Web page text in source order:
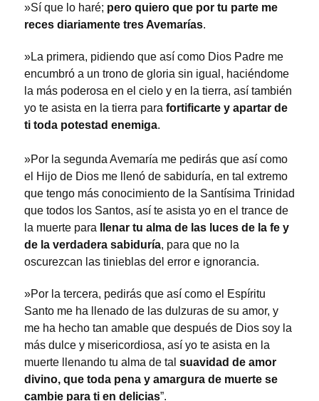
»Sí que lo haré; pero quiero que por tu parte me
reces diariamente tres Avemarías.
»La primera, pidiendo que así como Dios Padre me
encumbró a un trono de gloria sin igual, haciéndome
la más poderosa en el cielo y en la tierra, así también
yo te asista en la tierra para fortificarte y apartar de
ti toda potestad enemiga.
»Por la segunda Avemaría me pedirás que así como
el Hijo de Dios me llenó de sabiduría, en tal extremo
que tengo más conocimiento de la Santísima Trinidad
que todos los Santos, así te asista yo en el trance de
la muerte para
llenar tu alma de las luces de la fe y
de la verdadera sabiduría, para que no la
oscurezcan las tinieblas del error e ignorancia.
»Por la tercera, pedirás que así como el Espíritu
Santo me ha llenado de las dulzuras de su amor, y
me ha hecho tan amable que después de Dios soy la
más dulce y misericordiosa, así yo te asista en la
muerte llenando tu alma de tal suavidad de amor
divino, que toda pena y amargura de muerte se
cambie para ti en delicias”.